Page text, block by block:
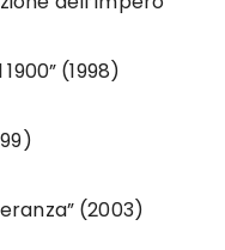
(1998)
(2003)